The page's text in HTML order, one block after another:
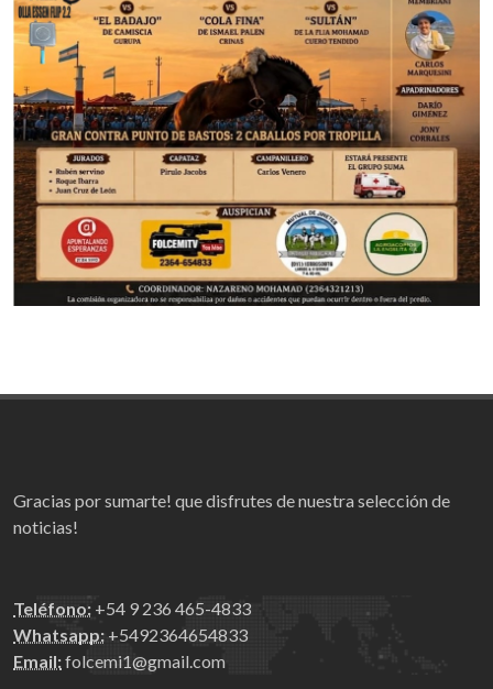
Gracias por sumarte! que disfrutes de nuestra selección de
noticias!
Teléfono: +54 9 236 465-4833
Whatsapp: +5492364654833
Email:folcemi1@gmail.com